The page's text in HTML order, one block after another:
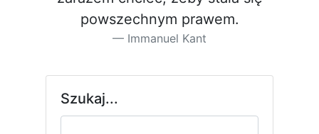
pow­szechnym prawem.
Immanuel Kant
Szukaj...